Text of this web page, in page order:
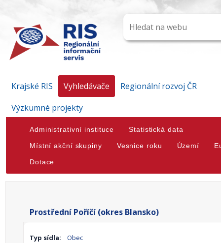
Krajské RIS Vyhledávače
Regionální rozvoj ČR
Výzkumné projekty
Administrativní instituce Statistická data
Místní akční skupiny Vesnice roku Území
Dotace
Prostřední Poříčí (okres Blansko)
Typ sídla:
Obec